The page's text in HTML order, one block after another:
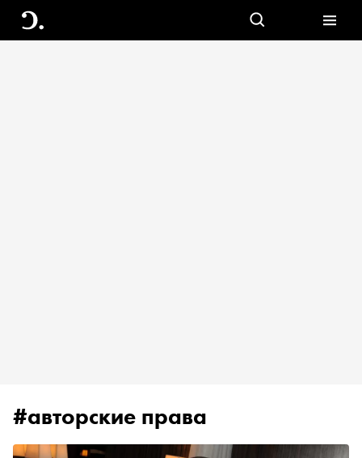
#авторские права